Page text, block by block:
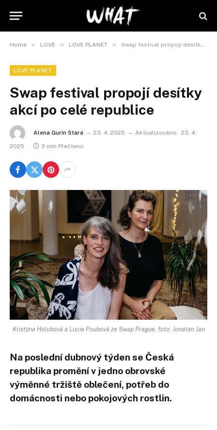
Home » LOVE » LOVE PLANET » Swap festival propojí desítky akcí po celé republice
LOVE PLANET
Swap festival propojí desítky
akcí po celé republice
Alena Gurin Stará 23. 4. 2025 Aktualizováno: 23. 4.
2025
3 min Přečteno
Kristýna Holubová a Lucie Poubová ze Swap Prague, foto: Jonatan Jan
Na poslední dubnový týden se Česká
republika promění v jedno obrovské
výměnné tržiště oblečení, potřeb do
domácnosti nebo pokojových rostlin.